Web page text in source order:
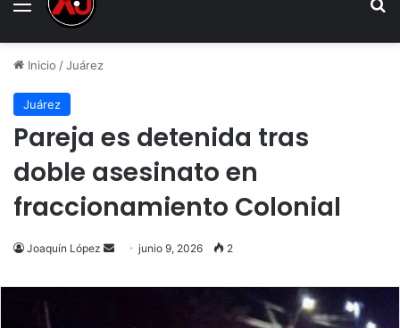
Inicio /Juárez
Juárez
Pareja es detenida tras
doble asesinato en
fraccionamiento Colonial
Joaquín López
Send
email
junio 9, 2026 2